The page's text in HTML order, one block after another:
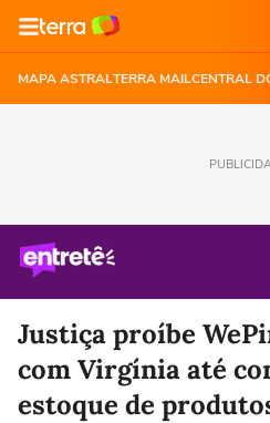
MAPA ASTRALTERRA MAILCENTRAL
Justiça proíbe
com Virgínia até
estoque de